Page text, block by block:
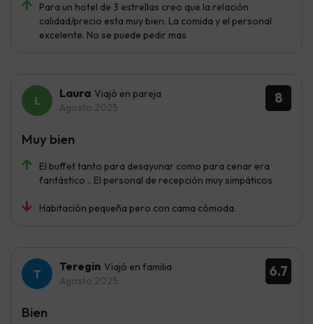
Para un hotel de 3 estrellas creo que la relación
calidad/precio esta muy bien. La comida y el personal
excelente. No se puede pedir mas
8
Laura Viajó en pareja
Agosto 2025
El buffet tanto para desayunar como para cenar era
fantástico .. El personal de recepción muy simpáticos
Habitación pequeña pero con cama cómoda.
Muy bien
6.7
Teregin Viajó en familia
Agosto 2025
Bien